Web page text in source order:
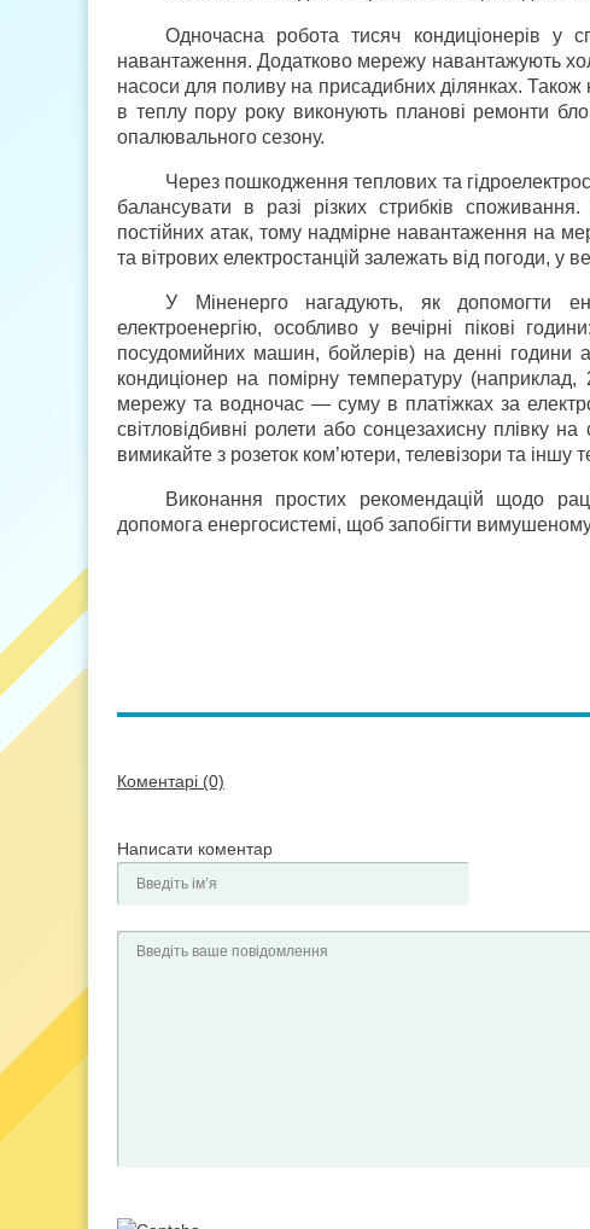
Одночасна робота тисяч кондиціонерів у
навантаження. Додатково мережу навантажують
насоси для поливу на присадибних ділянках.
в теплу пору року виконують планові ремонти
опалювального сезону.
Через пошкодження теплових та
балансувати в разі різких стрибків
постійних атак, тому надмірне навантаження на
та вітрових електростанцій залежать від погоди,
У Міненерго нагадують, як допомогти
електроенергію, особливо у вечірні пікові
посудомийних машин, бойлерів) на денні години
кондиціонер на помірну температуру
мережу та водночас — суму в платіжках за
світловідбивні ролети або сонцезахисну плівку
вимикайте з розеток ком’ютери, телевізори та іншу
Виконання простих рекомендацій щодо
допомога енергосистемі, щоб запобігти
Коментарі (0)
Написати коментар